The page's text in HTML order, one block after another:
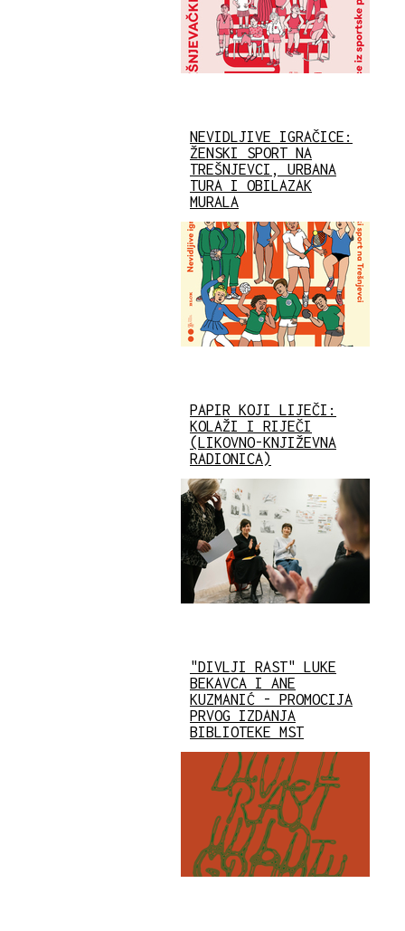
NEVIDLJIVE IGRAČICE:
ŽENSKI SPORT NA
TREŠNJEVCI, URBANA
TURA I OBILAZAK
MURALA
PAPIR KOJI LIJEČI:
KOLAŽI I RIJEČI
(LIKOVNO-KNJIŽEVNA
RADIONICA)
"DIVLJI RAST" LUKE
BEKAVCA I ANE
KUZMANIĆ - PROMOCIJA
PRVOG IZDANJA
BIBLIOTEKE MST